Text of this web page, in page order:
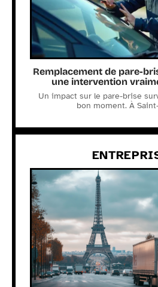
Remplacement de pare-
une intervention
Un impact sur le pare-brise
bon moment. À